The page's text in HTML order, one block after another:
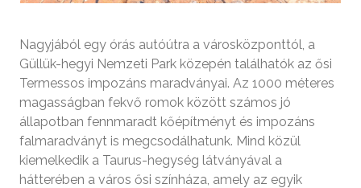
Nagyjából egy órás autóútra a városközponttól, a
Güllük-hegyi Nemzeti Park közepén találhatók az ősi
Termessos impozáns maradványai. Az 1000 méteres
magasságban fekvő romok között számos jó
állapotban fennmaradt kőépítményt és impozáns
falmaradványt is megcsodálhatunk. Mind közül
kiemelkedik a Taurus-hegység látványával a
hátterében a város ősi színháza, amely az egyik